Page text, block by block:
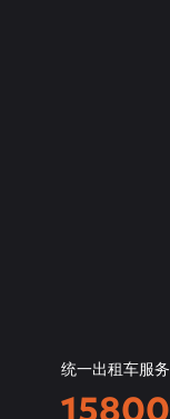
统一出租车服务
15800